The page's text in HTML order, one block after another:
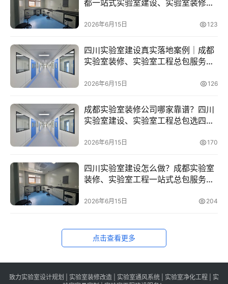
购
会
员
中
心
网
址
导
航
社
都一站式实验室建设、实验室装修、
2026年6月15日 123
四川实验室建设真实落地案例｜成都
实验室装修、实验室工程总包服务商
2026年6月15日 126
成都实验室装修公司哪家靠谱？四川
实验室建设、实验室工程总包选四川
2026年6月15日 170
四川实验室建设怎么做？成都实验室
装修、实验室工程一站式总包服务商
2026年6月15日 204
点击查看更多
致力实验室设计规划 | 实验室装修改造 | 实验室通风系统 | 实验室净化工程 | 实